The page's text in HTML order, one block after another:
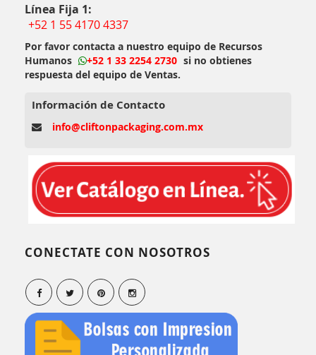
Línea Fija 1:
+52 1 55 4170 4337
Por favor contacta a nuestro equipo de Recursos
Humanos
+52 1 33 2254 2730 si no obtienes
respuesta del equipo de Ventas.
Información de Contacto
info@cliftonpackaging.com.mx
CONECTATE CON NOSOTROS